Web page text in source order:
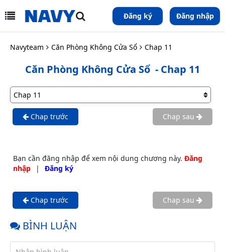
Đăng ký Đăng nhập
Navyteam Căn Phòng Không Cửa Sổ Chap 11
Căn Phòng Không Cửa Sổ - Chap 11
Chap trước Chap sau
Bạn cần đăng nhập để xem nội dung chương này. Đăng
nhập
| Đăng ký
Chap trước Chap sau
BÌNH LUẬN